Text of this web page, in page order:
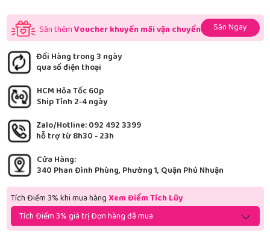
Săn thêmVoucher khuyến mãi vận chuyển Săn Ngay
Đổi Hàng trong 3 ngày
qua số điện thoại
HCM Hỏa Tốc 60p
Ship Tỉnh 2-4 ngày
Zalo/Hotline: 092 492 3399
hỗ trợ từ 8h30 - 23h
Cửa Hàng:
340 Phan Đình Phùng, Phường 1, Quận Phú Nhuận
Tích Điểm 3% khi mua hàng Xem Điểm Tích Lũy
Tích Điểm 3% giá trị Đơn hàng đã mua